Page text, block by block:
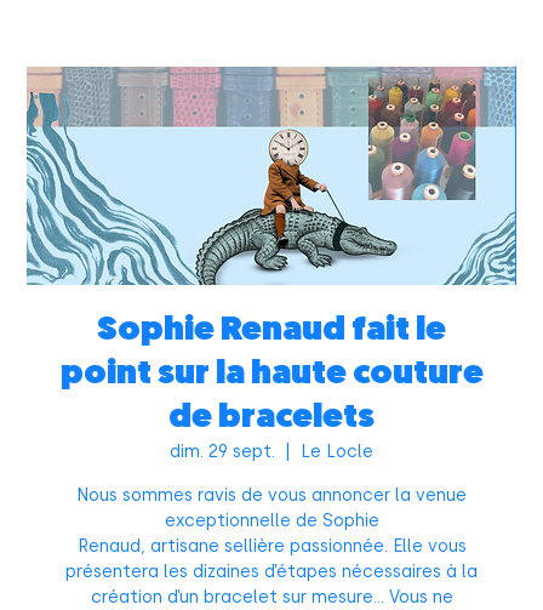
Sophie Renaud fait le
point sur la haute couture
de bracelets
dim. 29 sept. Le Locle
Nous sommes ravis de vous annoncer la venue
exceptionnelle de Sophie
Renaud, artisane sellière passionnée. Elle vous
présentera les dizaines d’étapes nécessaires à la
création d’un bracelet sur mesure... Vous ne